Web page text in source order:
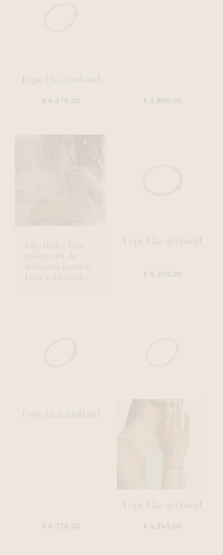
Fope Eka armband
€ 4.370,00 € 5.890,00
Viky Rader, haar
relatie met de
Italiaanse juwelen
Fope is bijzonder.
Fope Eka armband
€ 6.350,00
Fope Eka armband
€ 4.720,00
Fope Eka armband
€ 4.240,00